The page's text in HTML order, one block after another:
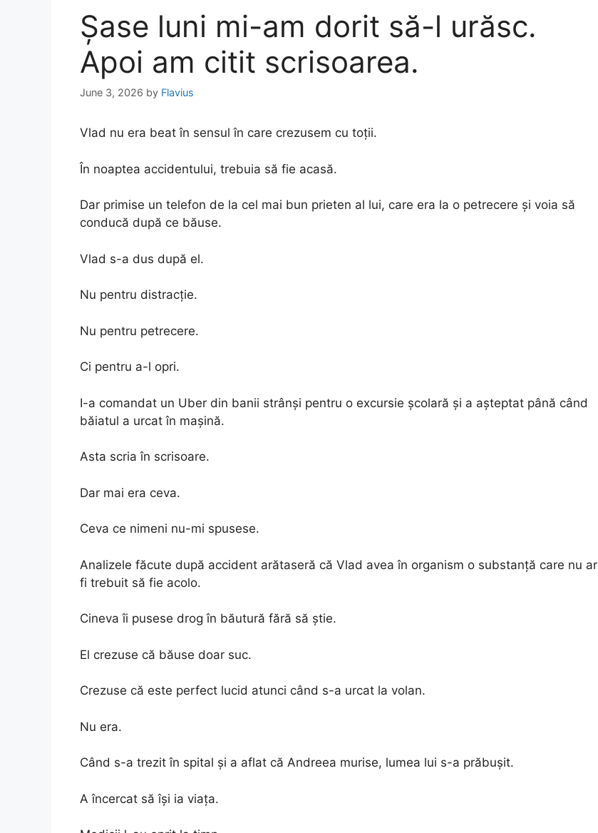
Șase luni mi-am dorit să-l urăsc.
Apoi am citit scrisoarea.
June 3, 2026 by Flavius
Vlad nu era beat în sensul în care crezusem cu toții.
În noaptea accidentului, trebuia să fie acasă.
Dar primise un telefon de la cel mai bun prieten al lui, care era la o petrecere și voia să
conducă după ce băuse.
Vlad s-a dus după el.
Nu pentru distracție.
Nu pentru petrecere.
Ci pentru a-l opri.
I-a comandat un Uber din banii strânși pentru o excursie școlară și a așteptat până când
băiatul a urcat în mașină.
Asta scria în scrisoare.
Dar mai era ceva.
Ceva ce nimeni nu-mi spusese.
Analizele făcute după accident arătaseră că Vlad avea în organism o substanță care nu ar
fi trebuit să fie acolo.
Cineva îi pusese drog în băutură fără să știe.
El crezuse că băuse doar suc.
Crezuse că este perfect lucid atunci când s-a urcat la volan.
Nu era.
Când s-a trezit în spital și a aflat că Andreea murise, lumea lui s-a prăbușit.
A încercat să își ia viața.